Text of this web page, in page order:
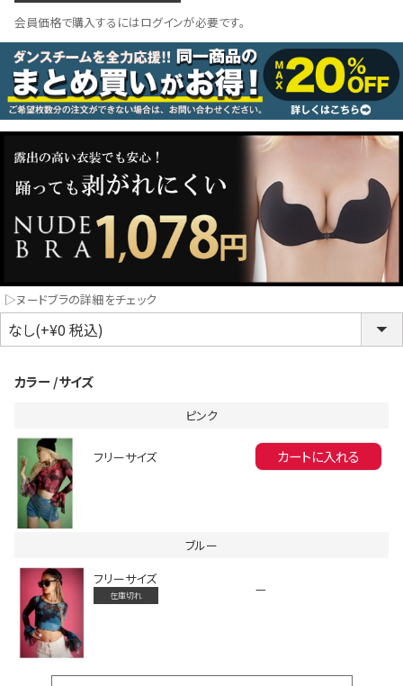
LINE連携でクーポンもらえる!!
同一商品まとめ買いキャンペーン
インスタ写真投稿キャンペーン！
会員登録でいつでもお得に
コスプレ
クリスマス
ランジェ
会員価格で購入するにはログインが必要です。
▷ヌードブラの詳細をチェック
カラー サイズ
ピンク
フリーサイズ カートに入れる
ブルー
フリーサイズ
在庫切れ —